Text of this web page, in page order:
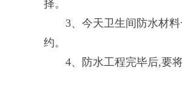
择。
3、今天卫生间防水材料
约。
4、防水工程完毕后,要将